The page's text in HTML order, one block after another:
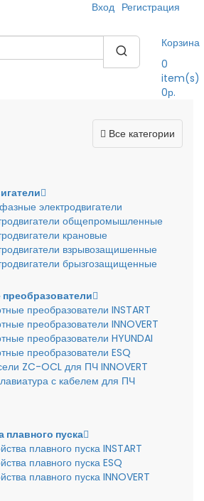
Вход Регистрация
Корзина
0
item(s)
0р.
Все категории
электродвигатели
общепромышленные
крановые
взрывозащишенные
брызгозащищенные
преобразователи INSTART
преобразователи INNOVERT
преобразователи HYUNDAI
преобразователи ESQ
ZC-OCL для ПЧ INNOVERT
с кабелем для ПЧ
плавного пуска
плавного пуска INSTART
плавного пуска ESQ
плавного пуска INNOVERT